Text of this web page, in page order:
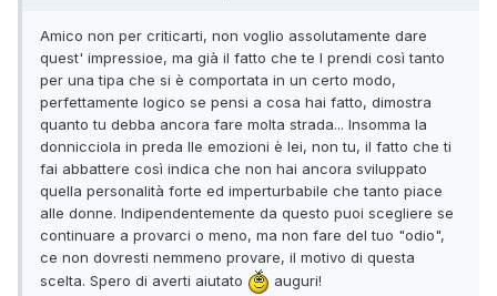
Amico non per criticarti, non voglio assolutamente dare
quest' impressioe, ma già il fatto che te l prendi così tanto
per una tipa che si è comportata in un certo modo,
perfettamente logico se pensi a cosa hai fatto, dimostra
quanto tu debba ancora fare molta strada... Insomma la
donnicciola in preda lle emozioni è lei, non tu, il fatto che ti
fai abbattere così indica che non hai ancora sviluppato
quella personalità forte ed imperturbabile che tanto piace
alle donne. Indipendentemente da questo puoi scegliere se
continuare a provarci o meno, ma non fare del tuo "odio",
ce non dovresti nemmeno provare, il motivo di questa
scelta. Spero di averti aiutato
auguri!